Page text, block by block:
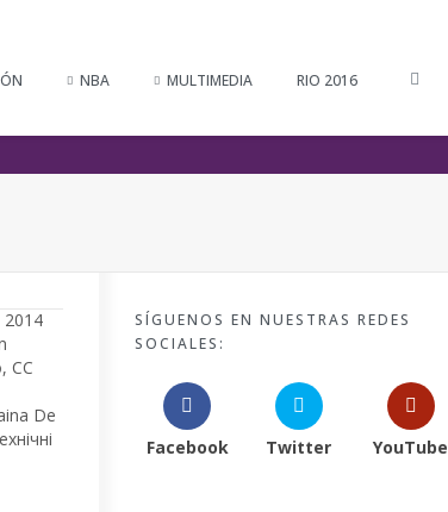
NBA MULTIMEDIA RIO 2016
SÍGUENOS EN NUESTRAS REDES
SOCIALES:
Facebook Twitter YouTube